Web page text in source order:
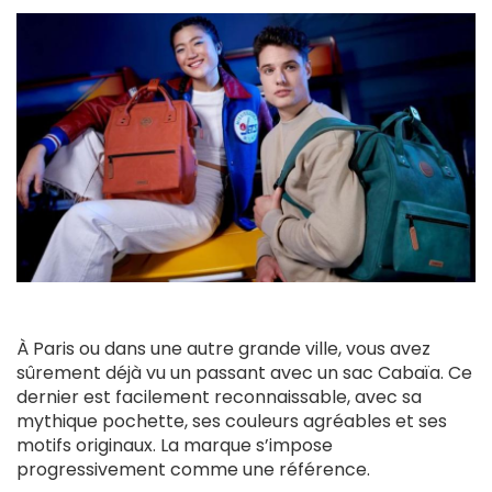
À Paris ou dans une autre grande ville, vous avez
sûrement déjà vu un passant avec un sac Cabaïa. Ce
dernier est facilement reconnaissable, avec sa
mythique pochette, ses couleurs agréables et ses
motifs originaux. La marque s’impose
progressivement comme une référence.